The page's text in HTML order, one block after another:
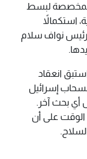
المخصصة لبسط
استكمالاً
نواف سلام
انعقاد
إسرائيل
أي بحث آخر.
على أن